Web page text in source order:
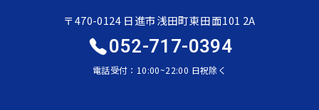
〒470-0124 日進市浅田町東田面101 2A
052-717-0394
電話受付：10:00~22:00 日祝除く